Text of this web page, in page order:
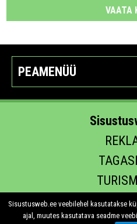
VAATA
PEAMENÜÜ
Sisustusweb.ee veebilehel kasutatakse
ajal, muutes kasutatava seadme